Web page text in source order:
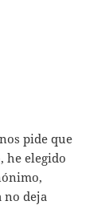
pide que
he elegido
no deja